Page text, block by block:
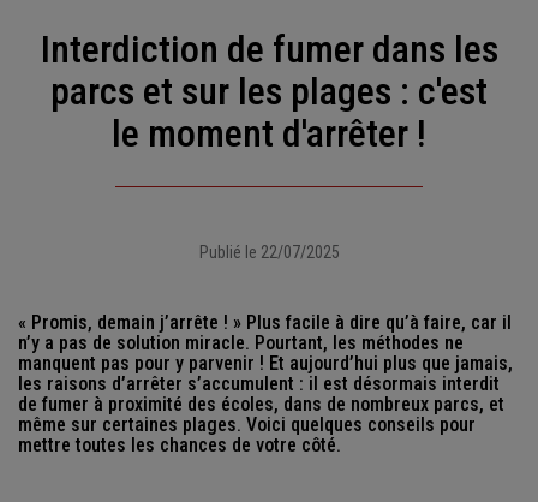
Interdiction de fumer dans les
parcs et sur les plages : c'est
le moment d'arrêter !
Publié le 22/07/2025
« Promis, demain j’arrête ! » Plus facile à dire qu’à faire, car il
n’y a pas de solution miracle. Pourtant, les méthodes ne
manquent pas pour y parvenir ! Et aujourd’hui plus que jamais,
les raisons d’arrêter s’accumulent : il est désormais interdit
de fumer à proximité des écoles, dans de nombreux parcs, et
même sur certaines plages. Voici quelques conseils pour
mettre toutes les chances de votre côté.